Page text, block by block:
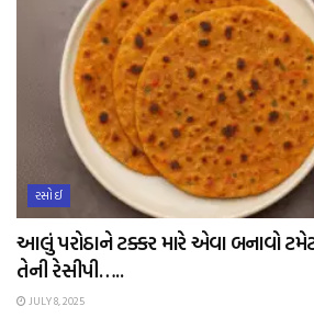
રસોઈ
આલું પરોઠાને ટક્કર મારે એવા બનાવો
તેની રેસીપી…..
JULY 8, 2025